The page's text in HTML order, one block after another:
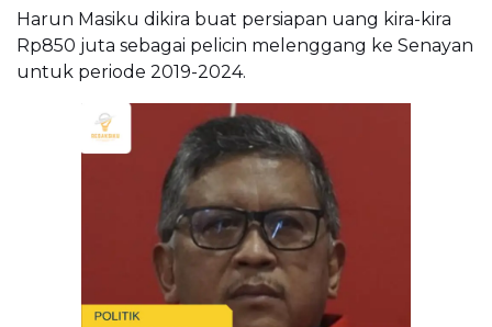
Harun Masiku dikira buat persiapan uang kira-kira
Rp850 juta sebagai pelicin melenggang ke Senayan
untuk periode 2019-2024.